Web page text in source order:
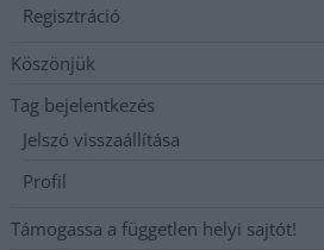
Regisztráció
Köszönjük
Tag bejelentkezés
Jelszó visszaállítása
Profil
Támogassa a független helyi sajtót!